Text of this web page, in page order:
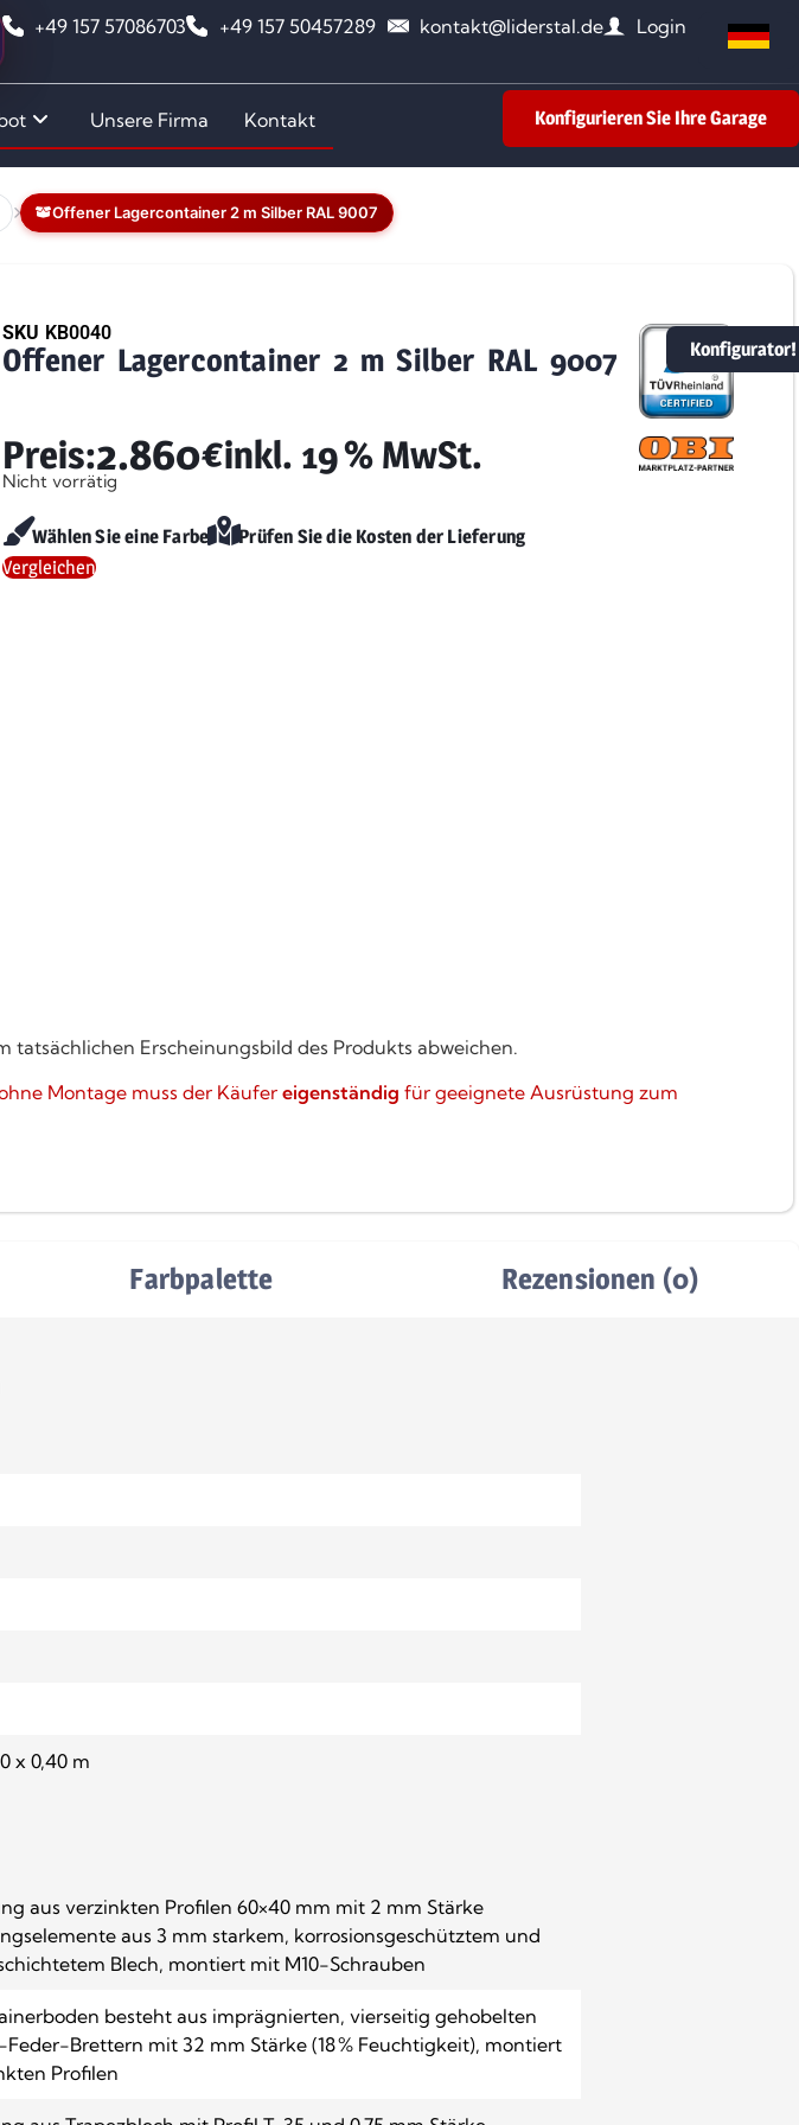
+49 157 57086703 +49 157 50457289 kontakt@liderstal.de Login
Unsere Firma Kontakt Konfigurieren Sie Ihre Garage
Konfigurator!
Offener Lagercontainer 2 m Silber RAL 9007
SKU KB0040
Offener Lagercontainer 2 m Silber RAL 9007
Preis:2.860€inkl. 19 % MwSt.
Nicht vorrätig
Wählen Sie eine Farbe
Prüfen Sie die Kosten der Lieferung
Vergleichen
Erscheinungsbild des Produkts abweichen.
Montage muss der Käufereigenständig für geeignete Ausrüstung zum
Farbpalette Rezensionen (0)
x 0,40 m
aus verzinkten Profilen 60×40 mm mit 2 mm Stärke
aus 3 mm starkem, korrosionsgeschütztem und
Blech, montiert mit M10-Schrauben
besteht aus imprägnierten, vierseitig gehobelten
Brettern mit 32 mm Stärke (18 % Feuchtigkeit), montiert
Profilen